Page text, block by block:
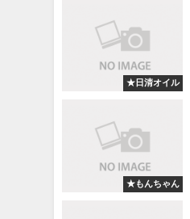
★日清オイル
★もんちゃん